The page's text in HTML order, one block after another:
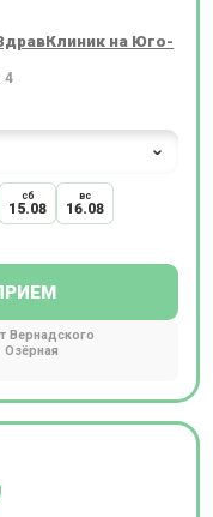
на Юго-
4
сб
15.08
вс
16.08
Вернадского
Озёрная